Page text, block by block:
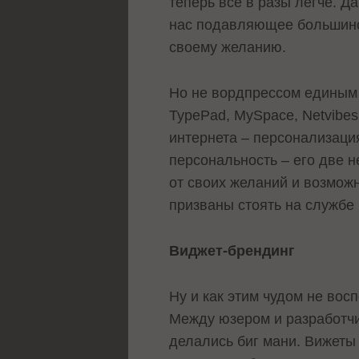
нас подавляющее
своему желанию.
Но не вордпрессом единым
TypePad, MySpace,
интернета –
персональность – его две
от своих желаний и
призваны стоять на
Виджет-брендинг
Ну и как этим чудом не
Между юзером и
делались биг мани.